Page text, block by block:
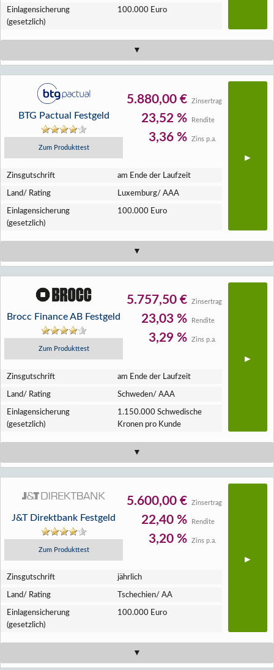
Einlagen­sicherung
(gesetzlich)
100.000 Euro
BTG Pactual Festgeld
Zum Produkttest
5.880,00 € Zinsertrag
23,52 % Rendite
3,36 % Zins p.a.
Zins­gutschrift am Ende der Laufzeit
Land/ Rating Luxemburg/ AAA
Einlagen­sicherung
(gesetzlich)
100.000 Euro
Brocc Finance AB Festgeld
Zum Produkttest
5.757,50 € Zinsertrag
23,03 % Rendite
3,29 % Zins p.a.
Zins­gutschrift am Ende der Laufzeit
Land/ Rating Schweden/ AAA
Einlagen­sicherung
(gesetzlich)
1.150.000 Schwedische
Kronen pro Kunde
J&T Direktbank Festgeld
Zum Produkttest
5.600,00 € Zinsertrag
22,40 % Rendite
3,20 % Zins p.a.
Zins­gutschrift jährlich
Land/ Rating Tschechien/ AA
Einlagen­sicherung
(gesetzlich)
100.000 Euro